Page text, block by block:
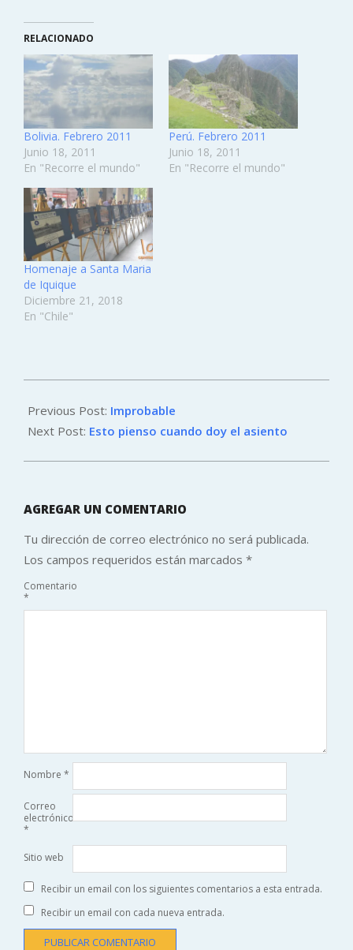
RELACIONADO
Bolivia. Febrero 2011
Junio 18, 2011
En "Recorre el mundo"
Perú. Febrero 2011
Junio 18, 2011
En "Recorre el mundo"
Homenaje a Santa Maria
de Iquique
Diciembre 21, 2018
En "Chile"
02-
04
Previous Post: Improbable
Next Post: Esto pienso cuando doy el asiento
AGREGAR UN COMENTARIO
Tu dirección de correo electrónico no será publicada.
Los campos requeridos están marcados *
Comentario
*
Nombre *
Correo
electrónico
*
Sitio web
Recibir un email con los siguientes comentarios a esta entrada.
Recibir un email con cada nueva entrada.